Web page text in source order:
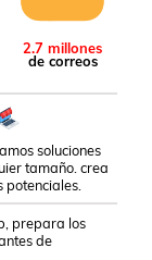
2.7 millones
de correos
soluciones
tamaño. crea
potenciales
prepara los
de